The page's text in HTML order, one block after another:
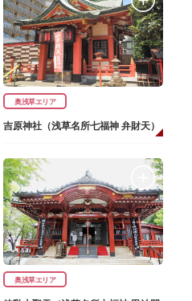
奥浅草エリア
吉原神社（浅草名所七福神 弁財天）
奥浅草エリア